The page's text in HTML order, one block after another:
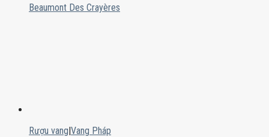
Beaumont Des Crayères
Rượu vang|Vang Pháp